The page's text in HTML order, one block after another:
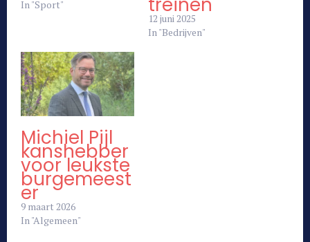
In "Sport"
12 juni 2025
In "Bedrijven"
Michiel Pijl
kanshebber
voor leukste
burgemeest
er
9 maart 2026
In "Algemeen"